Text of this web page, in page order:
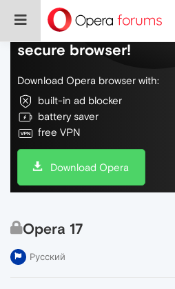
Do more on the web,
secure browser!
Download Opera browser with:
built-in ad blocker
battery saver
free VPN
Download Opera
Opera 17
Русский